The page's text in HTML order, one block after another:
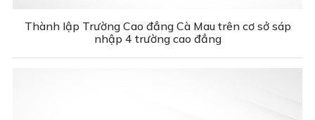
Thành lập Trường Cao đẳng Cà Mau trên cơ sở sáp
nhập 4 trường cao đẳng